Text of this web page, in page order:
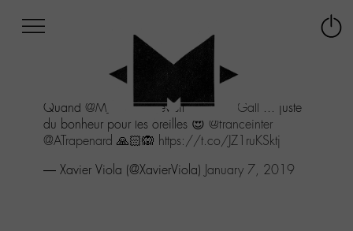
au
menu
Aller
contenu
Quand @M_Chedidrevisite#FranceGall ... juste
du bonheur pour les oreilles 😍 @franceinter
@ATrapenard 🙏🏻🙉 https://t.co/JZ1ruKSktj
— Xavier Viola (@XavierViola) January 7, 2019